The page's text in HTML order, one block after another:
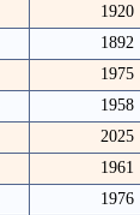
1920
1892
1975
1958
2025
1961
1976